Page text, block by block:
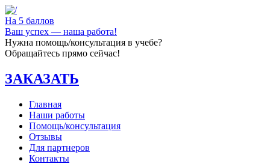
На 5 баллов
Ваш успех — наша работа!
Нужна помощь/консультация в учебе?
Обращайтесь прямо сейчас!
ЗАКАЗАТЬ
Главная
Наши работы
Помощь/консультация
Отзывы
Для партнеров
Контакты